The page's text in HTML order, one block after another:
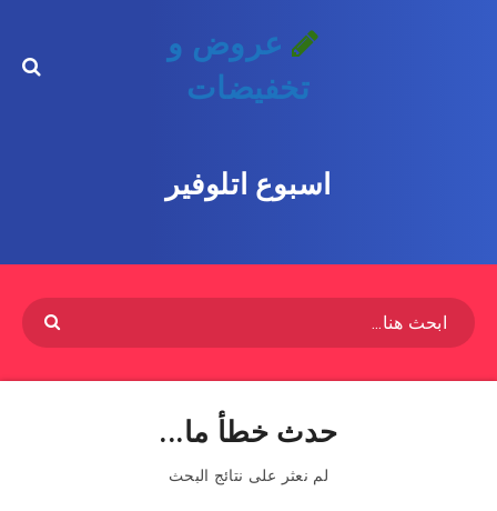
عروض و
تخفيضات
اسبوع اتلوفير
حدث خطأ ما...
لم نعثر على نتائج البحث